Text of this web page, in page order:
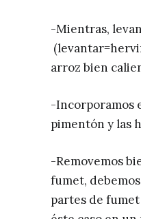
-Mientras,
arroz bien
-Incorporamos
pimentón y las
-Removemos
fumet,
partes de